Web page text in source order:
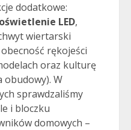
dodatkowe:
oświetlenie LED,
wiertarski
rękojeści
oraz kulturę
obudowy). W
sprawdzaliśmy
i bloczku
domowych –